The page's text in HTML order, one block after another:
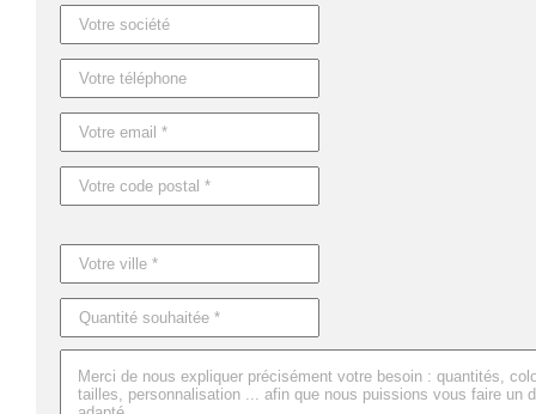
Caractéristiques du produit :
Référence : MO7641
Nom : SPEED
Dimensions : 11X5,5X3,7 CM